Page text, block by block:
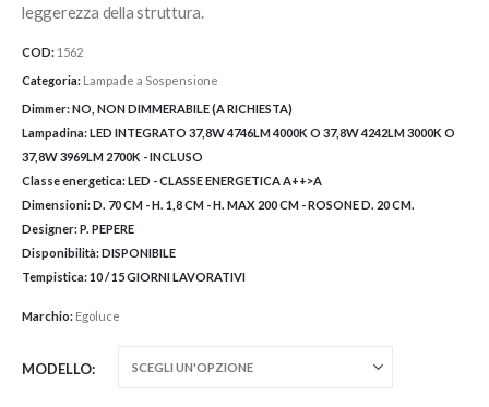
leggerezza della struttura.
COD: 1562
Categoria: Lampade a Sospensione
Dimmer:NO, NON DIMMERABILE (A RICHIESTA)
Lampadina:LED INTEGRATO 37,8W 4746LM 4000K O 37,8W 4242LM 3000K O
37,8W 3969LM 2700K - INCLUSO
Classe energetica:LED - CLASSE ENERGETICA A++>A
Dimensioni:D. 70 CM - H. 1,8 CM - H. MAX 200 CM - ROSONE D. 20 CM.
Designer:P. PEPERE
Disponibilità:DISPONIBILE
Tempistica:10 / 15 GIORNI LAVORATIVI
Marchio: Egoluce
MODELLO